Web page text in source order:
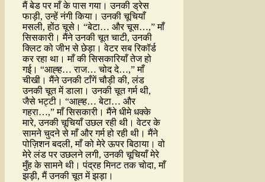
मैं बेड पर माँ के पास गया। उनकी ड्रेस
फाड़ी, उन्हें नंगी किया। उनकी चूचियाँ
मसली, होंठ चूसे। “बेटा… और चूस…,” माँ
सिसकारी। मैंने उनकी चूत चाटी, उनकी
क्लिट को जीभ से छेड़ा। वेटर सब रिकॉर्ड
कर रहा था। माँ की सिसकारियाँ तेज हो
गई। “आह्ह… राज… चोद दे…,” माँ
चीखी। मैंने उनकी टाँगें चौड़ी की, लंड
उनकी चूत में डाला। उनकी चूत गर्म थी,
जैसे भट्टी। “आह्ह… बेटा… और
गहरा…,” माँ सिसकारी। मैंने धीमे धक्के
मारे, उनकी चूचियाँ उछल रही थी। वेटर के
सामने चुदने से माँ और गर्म हो रही थी। मैंने
पोज़िशन बदली, माँ को मेरे ऊपर बिठाया। वो
मेरे लंड पर उछलने लगी, उनकी चूचियाँ मेरे
मुँह के सामने थी। पंद्रह मिनट तक चोदा, माँ
झड़ी, मैं उनकी चूत में झड़ा।